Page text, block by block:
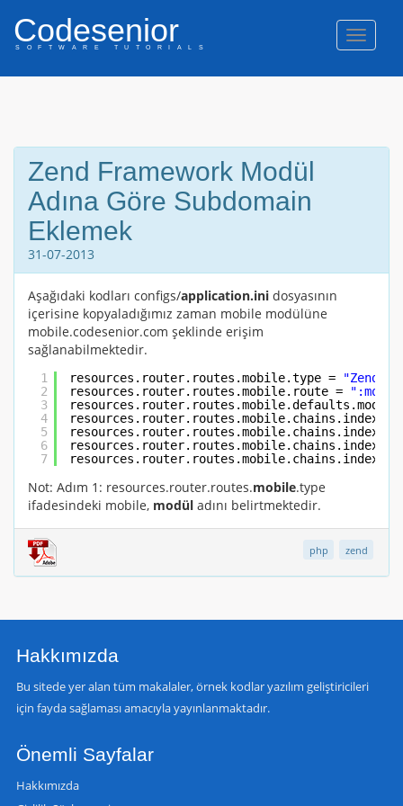
Codesenior
SOFTWARE TUTORIALS
Zend Framework Modül
Adına Göre Subdomain
Eklemek
31-07-2013
Aşağıdaki kodları configs/application.ini dosyasının
içerisine kopyaladığımız zaman mobile modülüne
mobile.codesenior.com şeklinde erişim
sağlanabilmektedir.
1
2
3
4
5
6
7
resources.router.routes.mobile.type =
resources.router.routes.mobile.route =
Not: Adım 1: resources.router.routes.mobile.type
ifadesindeki mobile, modül adını belirtmektedir.
php zend
Hakkımızda
Bu sitede yer alan tüm makalaler, örnek kodlar yazılım geliştiricileri
için fayda sağlaması amacıyla yayınlanmaktadır.
Önemli Sayfalar
Hakkımızda